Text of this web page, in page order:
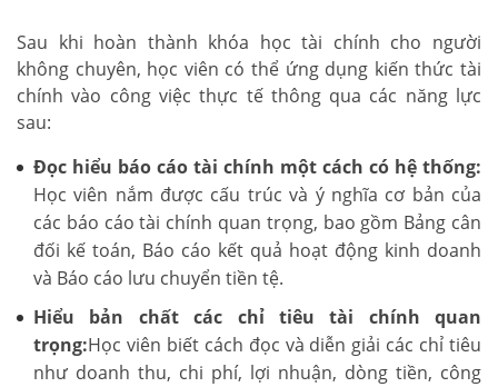
Sau khi hoàn thành khóa học tài chính cho người
không chuyên, học viên có thể ứng dụng kiến thức tài
chính vào công việc thực tế thông qua các năng lực
sau:
Đọc hiểu báo cáo tài chính một cách có hệ thống:
Học viên nắm được cấu trúc và ý nghĩa cơ bản của
các báo cáo tài chính quan trọng, bao gồm Bảng cân
đối kế toán, Báo cáo kết quả hoạt động kinh doanh
và Báo cáo lưu chuyển tiền tệ.
Hiểu bản chất các chỉ tiêu tài chính quan
trọng:Học viên biết cách đọc và diễn giải các chỉ tiêu
như doanh thu, chi phí, lợi nhuận, dòng tiền, công